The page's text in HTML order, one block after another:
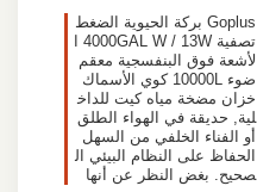
Goplus بركة الحيوية الضغط
تصفية 4000GAL W / 13W ا
لأشعة فوق البنفسجية معقم
ضوء 10000L كوي الأسماك
خزان مضخة مياه كيت للداخ
لية, حديقة في الهواء الطلق
أو الفناء الخلفي من السهل
الحفاظ على النظام البيئي ال
صحيح. بغض النظر عن أنها